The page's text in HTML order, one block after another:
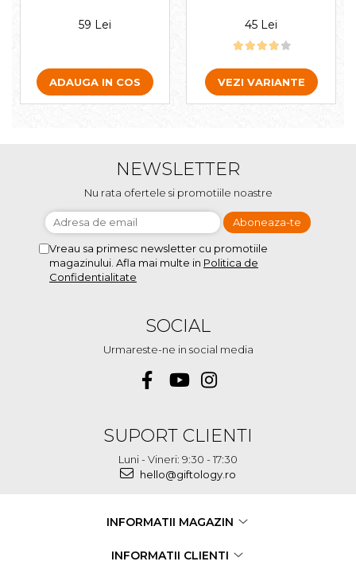
59 Lei
ADAUGA IN COS
45 Lei
VEZI VARIANTE
NEWSLETTER
Nu rata ofertele si promotiile noastre
Vreau sa primesc newsletter cu promotiile
magazinului. Afla mai multe in Politica de
Confidentialitate
SOCIAL
Urmareste-ne in social media
SUPORT CLIENTI
Luni - Vineri: 9:30 - 17:30
hello@giftology.ro
INFORMATII MAGAZIN
INFORMATII CLIENTI